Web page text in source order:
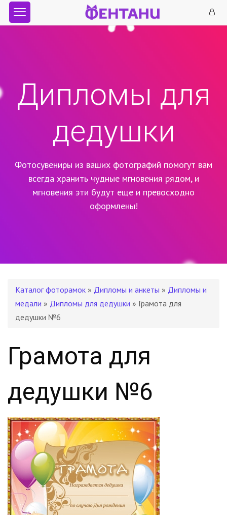
Дипломы для
дедушки
Фотосувениры из ваших фотографий помогут вам
всегда хранить чудные мгновения рядом, и
мгновения эти будут еще и превосходно
оформлены!
Каталог фоторамок » Дипломы и анкеты » Дипломы и
медали » Дипломы для дедушки » Грамота для
дедушки №6
Грамота для
дедушки №6